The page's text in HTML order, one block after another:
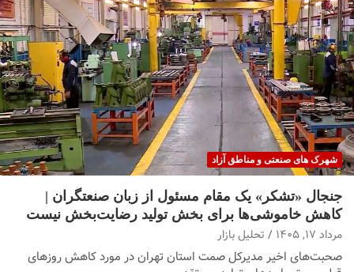
شهرک های صنعتی و مناطق آزاد
جنجال «تشکر» یک مقام مسئول از زبان صنعتگران |
کاهش خاموشی‌ها برای بخش تولید رضایت‌بخش نیست
مرداد ۱۷, ۱۴۰۵ تحلیل بازار
صحبت‌های اخیر مدیرکل صمت استان تهران در مورد کاهش روزهای